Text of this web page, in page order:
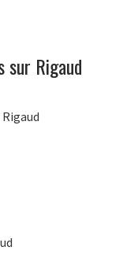
sur Rigaud